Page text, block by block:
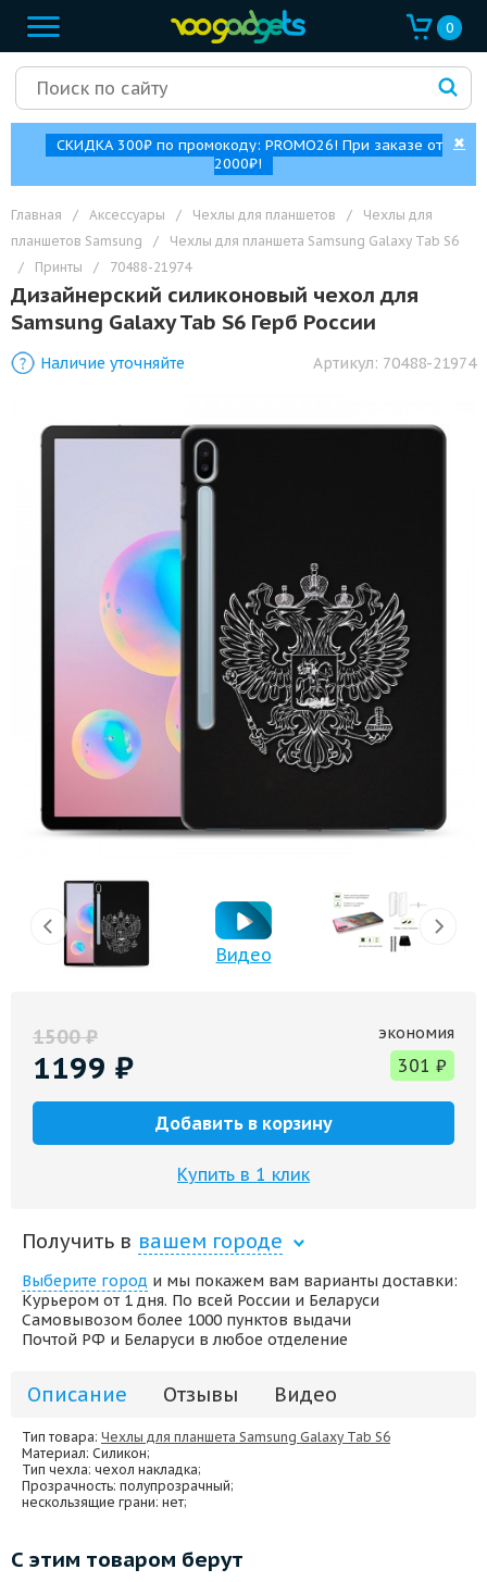
0
СКИДКА 300₽ по промокоду: PROMO26! При заказе от
2000₽!
✖
Главная / Аксессуары / Чехлы для планшетов /
Чехлы для
планшетов Samsung
/
Чехлы для планшета Samsung Galaxy Tab S6
/
Принты / 70488-21974
Дизайнерский силиконовый чехол для
Samsung Galaxy Tab S6 Герб России
Видео
Наличие уточняйте Артикул: 70488-21974
1500₽
1199 ₽
экономия
301 ₽
Добавить в корзину
Купить в 1 клик
Получить в вашем городе
Выберите город и мы покажем вам варианты доставки:
Курьером от 1 дня. По всей России и Беларуси
Самовывозом более 1000 пунктов выдачи
Почтой РФ и Беларуси в любое отделение
Описание Отзывы Видео
Тип товара: Чехлы для планшета Samsung Galaxy Tab S6
Материал: Силикон;
Тип чехла: чехол накладка;
Прозрачность: полупрозрачный;
нескользящие грани: нет;
С этим товаром берут